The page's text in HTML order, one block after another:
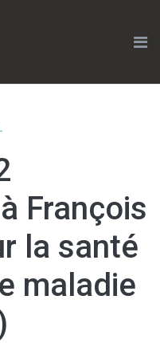
François
la santé
maladie